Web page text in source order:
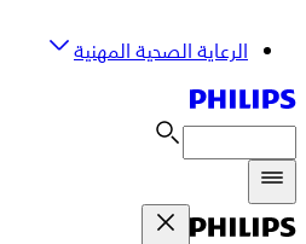
الرعاية الصحية المهنية